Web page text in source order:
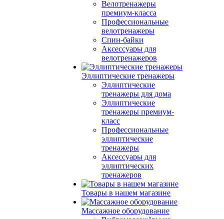
Велотренажеры
премиум-класса
Профессиональные
велотренажеры
Спин-байки
Аксессуары для
велотренажеров
Эллиптические тренажеры
Эллиптические
тренажеры для дома
Эллиптические
тренажеры премиум-
класс
Профессиональные
эллиптические
тренажеры
Аксессуары для
эллиптических
тренажеров
Товары в нашем магазине
Массажное оборудование